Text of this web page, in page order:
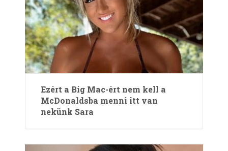
Ezért a Big Mac-ért nem kell a
McDonaldsba menni itt van
nekünk Sara